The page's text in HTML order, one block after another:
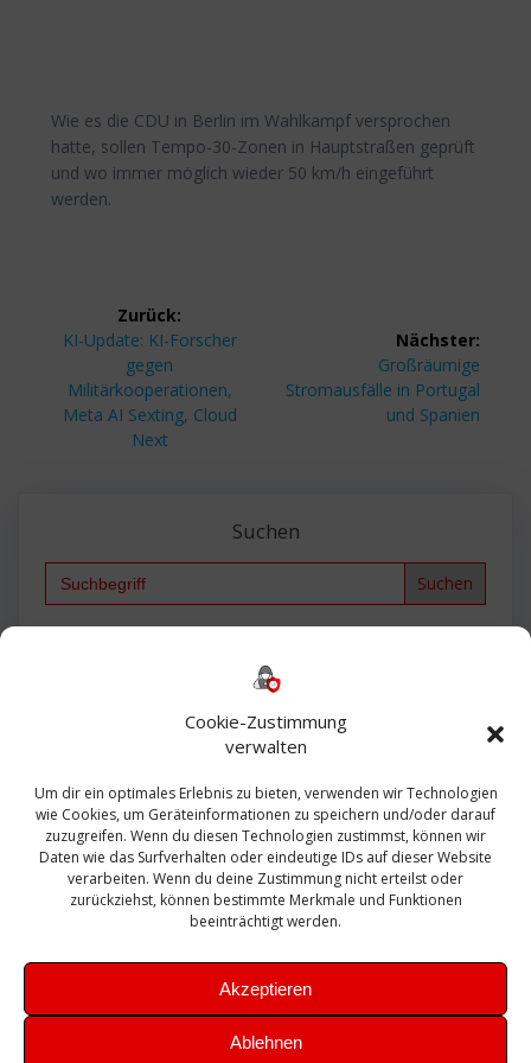
Cookie-Zustimmung
verwalten
Um dir ein optimales Erlebnis zu bieten, verwenden wir Technologien
wie Cookies, um Geräteinformationen zu speichern und/oder darauf
zuzugreifen. Wenn du diesen Technologien zustimmst, können wir
Daten wie das Surfverhalten oder eindeutige IDs auf dieser Website
verarbeiten. Wenn du deine Zustimmung nicht erteilst oder
zurückziehst, können bestimmte Merkmale und Funktionen
beeinträchtigt werden.
Akzeptieren
Ablehnen
Wie es die CDU in Berlin im Wahlkampf versprochen
hatte, sollen Tempo-30-Zonen in Hauptstraßen geprüft
und wo immer möglich wieder 50 km/h eingeführt
werden.
Beitragsnavigation
Zurück:
Vorheriger
KI-Update: KI-Forscher
gegen
Militärkooperationen,
Meta AI Sexting, Cloud
Next
Nächster:
Nächster
Beitrag:
Großräumige
Stromausfälle in Portugal
und Spanien
Suchen
Search
Bautagebuch
Exchange firewall Fritzbox
Microsoft
Sanierung SBS Security Server Sicherheit
Sicherung SIEM Sophos SSL Ubuntu
Update Upgrade UTM VCenter VCSA Veeam
VMWare VPN WAZUH Windows
Zertifikat